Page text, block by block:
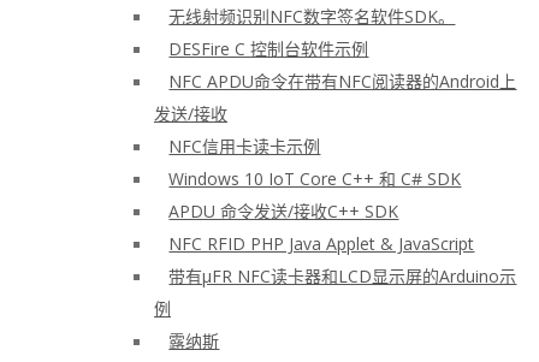
无线射频识别NFC数字签名软件SDK。
DESFire C 控制台软件示例
NFC APDU命令在带有NFC阅读器的Android上
发送/接收
NFC信用卡读卡示例
Windows 10 IoT Core C++ 和 C# SDK
APDU 命令发送/接收C++ SDK
NFC RFID PHP Java Applet & JavaScript
带有μFR NFC读卡器和LCD显示屏的Arduino示
例
露纳斯